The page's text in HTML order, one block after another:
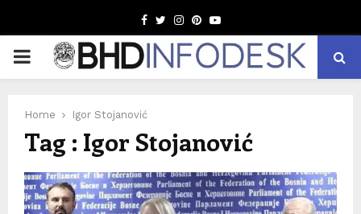
Facebook
TwitterInstagram
Pinterest
Youtube
PRIMARY
Home Igor Stojanović
Tag : Igor Stojanović